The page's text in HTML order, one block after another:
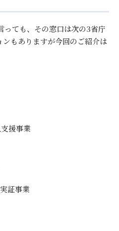
っても、その窓口は次の3省庁
もありますが今回のご紹介は
援事業
証事業